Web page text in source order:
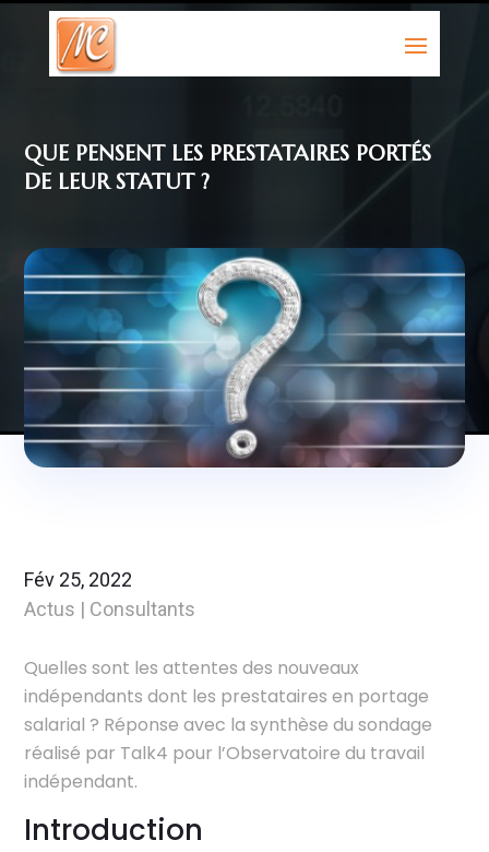
QUE PENSENT LES PRESTATAIRES PORTÉS
DE LEUR STATUT ?
Fév 25, 2022
Actus | Consultants
Quelles sont les attentes des nouveaux
indépendants dont les prestataires en portage
salarial ? Réponse avec la synthèse du sondage
réalisé par Talk4 pour l’Observatoire du travail
indépendant.
Introduction